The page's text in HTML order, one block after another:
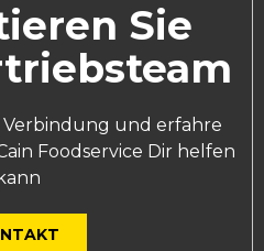
Sie
Verbindung und erfahre
Foodservice Dir helfen
kann